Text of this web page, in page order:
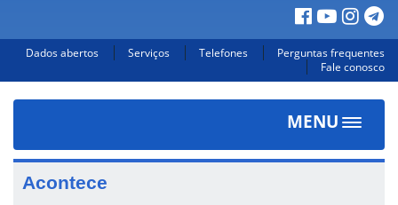
Dados abertos Serviços Telefones
Perguntas frequentes
Fale conosco
MENU
Toggle
Acontece